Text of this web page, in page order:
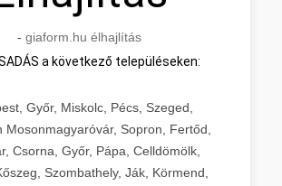
- giaform.hu élhajlítás
a következő településeken:
Győr, Miskolc, Pécs, Szeged,
Mosonmagyaróvár, Sopron, Fertőd,
Csorna, Győr, Pápa, Celldömölk,
Szombathely, Ják, Körmend,